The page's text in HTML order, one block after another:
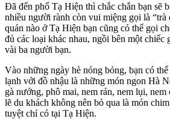
Đã đến phố Tạ Hiện thì chắc chắn bạn sẽ
nhiều người rành còn vui miệng gọi là “trà
quán nào ở Tạ Hiện bạn cũng có thể gọi
đủ các loại khác nhau, ngồi bên một chiếc
vài ba người bạn.
Vào những ngày hè nóng bỏng, bạn có
lạnh với đồ nhậu là những món ngon Hà
gà nướng, phô mai, nem rán, nem lụi,
lẽ du khách không nên bỏ qua là món
tuyệt chỉ có tại Tạ Hiện.